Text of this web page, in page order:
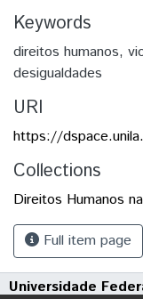
Keywords
direitos humanos,
desigualdades
URI
https://
Collections
Direitos Humanos
Full item page
Universidade